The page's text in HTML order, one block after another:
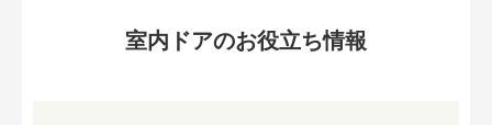
室内ドアのお役立ち情報